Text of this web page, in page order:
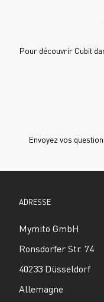
Pour découvrir Cubit
Envoyez vos
ADRESSE
Mymito GmbH
Ronsdorfer Str. 74
40233 Düsseldorf
Allemagne